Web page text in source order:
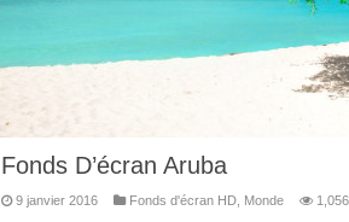
Fonds D’écran Aruba
9 janvier 2016 Fonds d'écran HD, Monde 1,056